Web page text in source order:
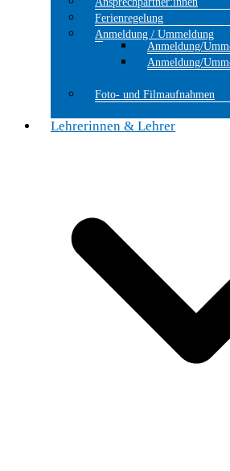
Ferienregelung
Anmeldung / Ummeldung
Anmeldung/
Anmeldung/
Foto- und Filmaufnahmen
Lehrerinnen & Lehrer